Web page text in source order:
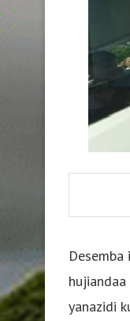
yanazidi